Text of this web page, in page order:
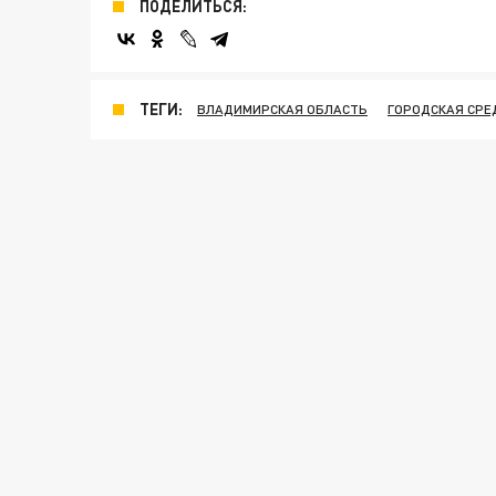
ПОДЕЛИТЬСЯ:
ТЕГИ: ВЛАДИМИРСКАЯ ОБЛАСТЬ ГОРОДСКАЯ